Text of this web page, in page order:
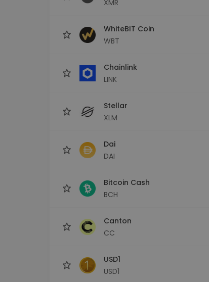
XMR
WhiteBIT Coin
WBT
Chainlink
LINK
Stellar
XLM
Dai
DAI
Bitcoin Cash
BCH
Canton
CC
USD1
USD1